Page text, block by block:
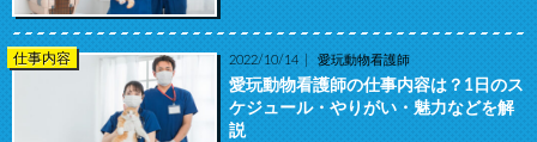
仕事内容 2022/10/14 愛玩動物看護師
愛玩動物看護師の仕事内容は？1日のス
ケジュール・やりがい・魅力などを解
説